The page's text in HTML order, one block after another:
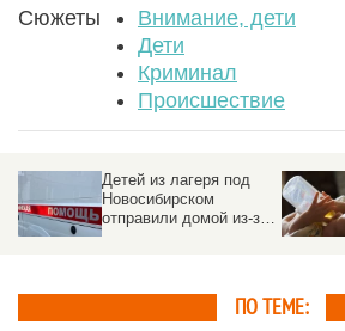
Сюжеты
Внимание, дети
Дети
Криминал
Происшествие
Блогерша предложила
матери выбросить
плачущего малыша за
ПО ТЕМЕ: